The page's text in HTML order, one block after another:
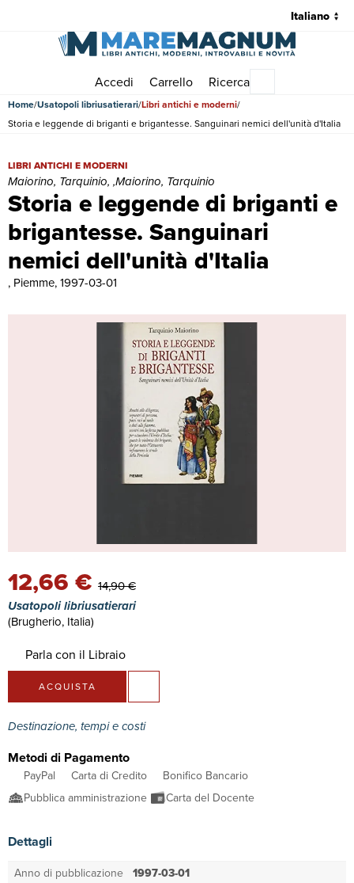
Accedi Carrello Ricerca
Home Usatopoli libriusatierari Libri antichi e moderni
Storia e leggende di briganti e brigantesse. Sanguinari nemici dell'unità d'Italia
Storia e leggende di briganti e
brigantesse. Sanguinari
nemici dell'unità d'Italia
Storia e leggende di briganti e brigantesse. Sanguinari nemici
LIBRI ANTICHI E MODERNI
Maiorino, Tarquinio, ,Maiorino, Tarquinio
, Piemme, 1997-03-01
12,66 € 14,90 €
Usatopoli libriusatierari
(Brugherio, Italia)
Parla con il Libraio
ACQUISTA
Destinazione, tempi e costi
Metodi di Pagamento
PayPal Carta di Credito
Bonifico Bancario
Pubblica amministrazione
Carta del Docente
Dettagli
Anno di pubblicazione 1997-03-01